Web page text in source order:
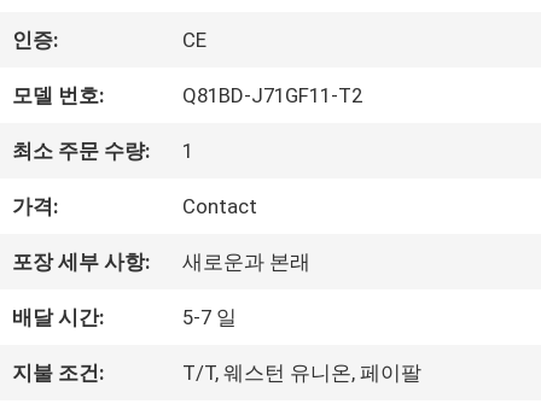
동
영
상
회
사
소
인증: CE
모델 번호: Q81BD-J71GF11-T2
최소 주문 수량: 1
가격: Contact
포장 세부 사항: 새로운과 본래
배달 시간: 5-7 일
지불 조건: T/T, 웨스턴 유니온, 페이팔